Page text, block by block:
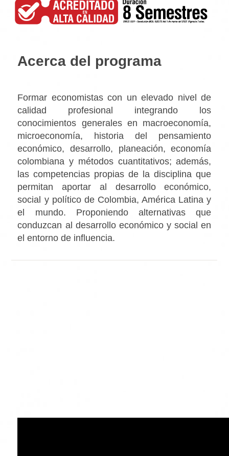
Acerca del programa
Formar economistas con un elevado nivel de
calidad profesional integrando los
conocimientos generales en macroeconomía,
microeconomía, historia del pensamiento
económico, desarrollo, planeación, economía
colombiana y métodos cuantitativos; además,
las competencias propias de la disciplina que
permitan aportar al desarrollo económico,
social y político de Colombia, América Latina y
el mundo. Proponiendo alternativas que
conduzcan al desarrollo económico y social en
el entorno de influencia.